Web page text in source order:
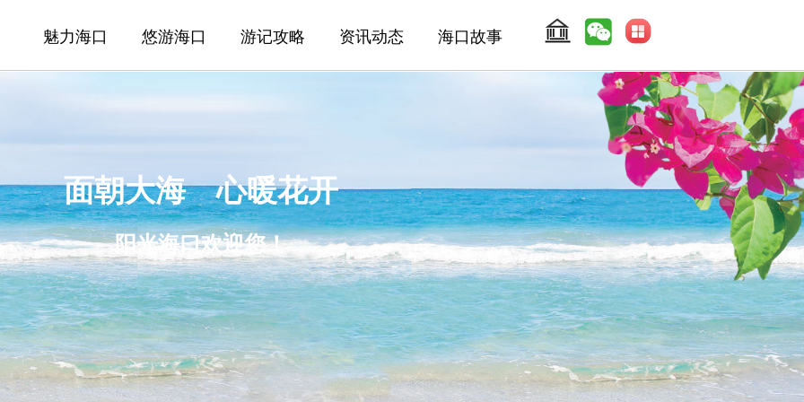
魅力海口 悠游海口 游记攻略 资讯动态 海口故事
面朝大海 心暖花开
阳光海口欢迎您！